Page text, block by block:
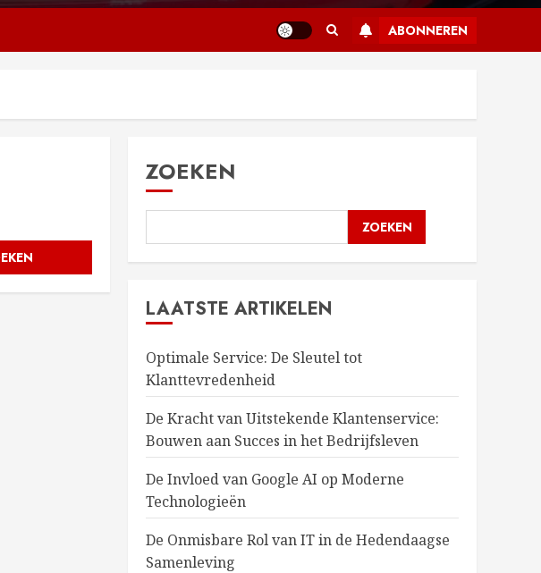
ABONNEREN
ZOEKEN
ZOEKEN
LAATSTE ARTIKELEN
Optimale Service: De Sleutel tot
Klanttevredenheid
De Kracht van Uitstekende Klantenservice:
Bouwen aan Succes in het Bedrijfsleven
De Invloed van Google AI op Moderne
Technologieën
De Onmisbare Rol van IT in de Hedendaagse
Samenleving